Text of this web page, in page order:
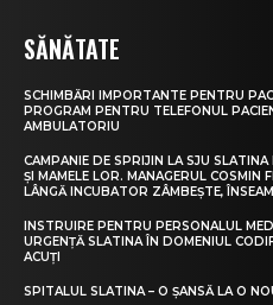
SĂNĂTATE
SCHIMBĂRI IMPORTANTE PENTRU
PROGRAM PENTRU TELEFONUL
AMBULATORIU
CAMPANIE DE SPRIJIN LA SJU
ȘI MAMELE LOR. MANAGERUL COSMIN
LÂNGĂ INCUBATOR ZÂMBEȘTE,
INSTRUIRE PENTRU PERSONALUL
URGENȚĂ SLATINA ÎN DOMENIUL
ACUȚI
SPITALUL SLATINA – O ȘANSĂ LA O